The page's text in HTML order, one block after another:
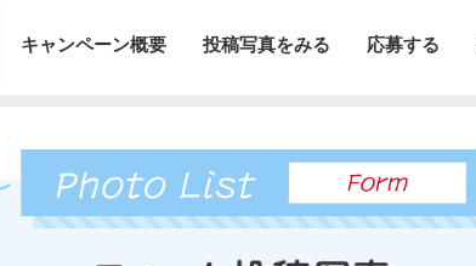
キャンペーン概要 投稿写真をみる 応募する